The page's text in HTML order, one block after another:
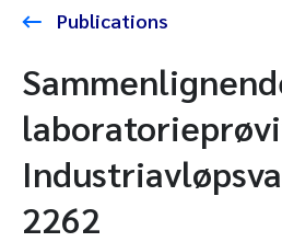
Publications
2262